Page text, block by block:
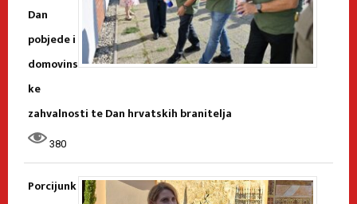
Dan
pobjede i
domovins
ke
zahvalnosti te Dan hrvatskih branitelja
380
Porcijunk